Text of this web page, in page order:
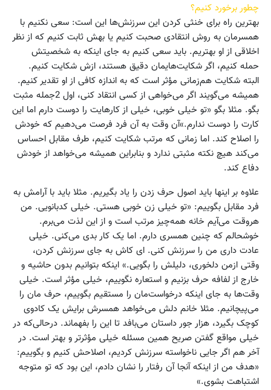
چطور برخورد کنیم؟
بهترین راه برای خنثی کردن این سرزنش‌ها این است: سعی نکنیم با
همسرمان به روش انتقادی صحبت کنیم یا بهش ثابت کنیم که از نظر
اخلاقی از او بهتریم. باید سعی کنیم به جای اینکه به شخصیتش
حمله کنیم، اگر شکایت‌هایمان دقیق هستند، ازش شکایت کنیم.
البته شکایت هم‌زمانی مؤثر است که به اندازه کافی از او تقدیر کنیم.
همیشه می‌گویند اگر می‌خواهی از کسی انتقاد کنی، اول 2جمله مثبت
بگو. مثلا بگو «تو خیلی خوبی، خیلی از کارهایت را دوست دارم اما این
کارت را دوست ندارم.»آن وقت به آن فرد فرصت می‌دهیم که خودش
را اصلاح کند. اما زمانی که مرتب شکایت کنیم، طرف مقابل احساس
می‌کند هیچ نکته مثبتی ندارد و بنابراین همیشه می‌خواهد از خودش
دفاع کند.
علاوه بر اینها باید اصول حرف زدن را یاد بگیریم. مثلا باید با آرامش به
فرد مقابل بگوییم: «تو خیلی زن خوبی هستی. خیلی کدبانویی. من
هروقت می‌آیم خانه همه‌‌چیز مرتب است و از این لذت می‌برم.
خوشحالم که چنین همسری دارم. اما یک کار بدی می‌کنی. خیلی
عادت داری من را سرزنش کنی. ‌ای کاش به جای سرزنش کردن،
وقتی ازمن دلخوری، دلیلش را بگویی.» اینکه بتوانیم بدون حاشیه و
خارج از لفافه حرف بزنیم و استعاره نگوییم، خیلی مؤثر است. خیلی
وقت‌ها به جای اینکه درخواست‌مان را مستقیم بگوییم، حرف مان را
می‌پیچانیم. مثلا خانم دلش می‌خواهد همسرش برایش یک کادوی
کوچک بگیرد، هزار جور داستان می‌بافد تا این را بفهماند. درحالی‌که در
خیلی مواقع گفتن صریح همین مسئله خیلی مؤثرتر و بهتر است. در
آخر هم اگر جایی ناخواسته سرزنش کردیم، اصلاحش کنیم و بگوییم:
«هدف من از اینکه آنجا آن رفتار را نشان دادم، این بود که تو متوجه
اشتباهت بشوی.»